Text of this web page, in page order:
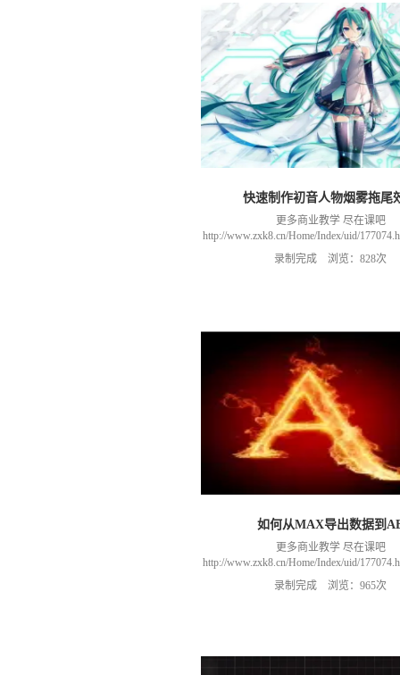
快速制作初音人物烟雾拖尾
更多商业教学 尽在课吧
http://www.zxk8.cn/Home/Index/uid/
以加群(课程所用素材和插件，均在
466106974 群里干货满满 可以加我们导
录制完成 浏览：828次
如何从MAX导出数据到
更多商业教学 尽在课吧
http://www.zxk8.cn/Home/Index/uid/
以加群(课程所用素材和插件，均在
466106974 群里干货满满 可以加我们导
录制完成 浏览：965次